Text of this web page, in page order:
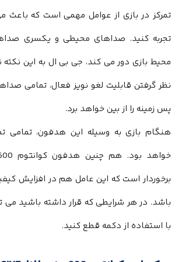
تمرکز در بازی از عوامل مهمی است که باعث
تجربه کنید. صداهای محیطی و یکسری
محیط بازی دور می کند، جی بی ال به این نکته
نظر گرفتن قابلیت لغو نویز فعال، تمامی
پس زمینه را از بین خواهد برد.
هنگام بازی به وسیله این هدفون، تمامی
برخوردار است که این عامل هم در افزایش
باشد. در هر شرایطی که قرار داشته باشید می
با استفاده از دکمه قطع کنید.